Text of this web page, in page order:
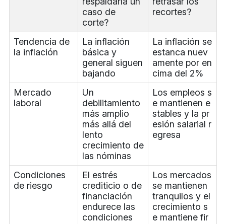
caso de
corte?
recortes?
Tendencia de
la inflación
La inflación
básica y
general siguen
bajando
La inflación se
estanca nuev
amente por en
cima del 2%
Mercado
laboral
Un
debilitamiento
más amplio
más allá del
lento
crecimiento de
las nóminas
Los empleos s
e mantienen e
stables y la pr
esión salarial r
egresa
Condiciones
de riesgo
El estrés
crediticio o de
financiación
endurece las
condiciones
Los mercados
se mantienen
tranquilos y el
crecimiento s
e mantiene fir